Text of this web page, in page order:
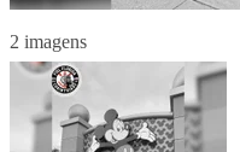
2 imagens